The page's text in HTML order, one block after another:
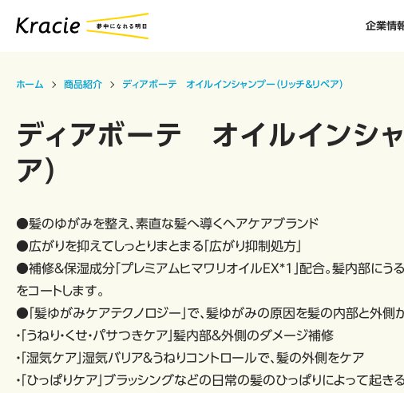
企業情
ホーム 商品紹介 ディアボーテ オイルインシャンプー（リッチ＆リペア）
ディアボーテ オイルインシャ
ア）
●髪のゆがみを整え、素直な髪へ導くヘアケアブランド
●広がりを抑えてしっとりまとまる「広がり抑制処方」
●補修＆保湿成分「プレミアムヒマワリオイルEX*1」配合。髪内部にう
をコートします。
●「髪ゆがみケアテクノロジー」で、髪ゆがみの原因を髪の内部と外側
・「うねり・くせ・パサつきケア」髪内部＆外側のダメージ補修
・「湿気ケア」湿気バリア＆うねりコントロールで、髪の外側をケア
・「ひっぱりケア」ブラッシングなどの日常の髪のひっぱりによって起